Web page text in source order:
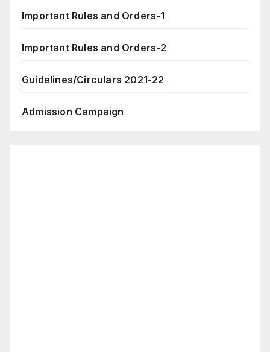
Important Rules and Orders-1
Important Rules and Orders-2
Guidelines/Circulars 2021-22
Admission Campaign